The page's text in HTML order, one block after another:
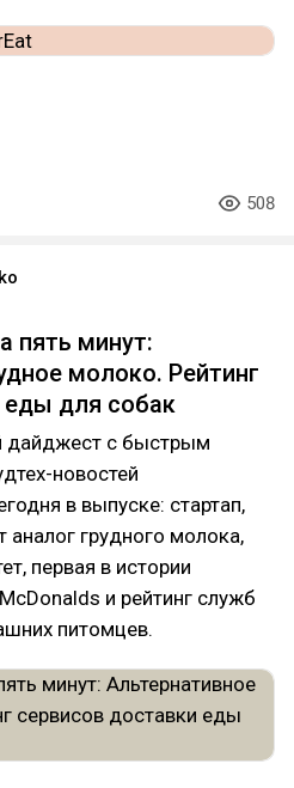
508
пять минут:
молоко. Рейтинг
еды для собак
дайджест с быстрым
новостей
в выпуске: стартап,
грудного молока,
первая в истории
и рейтинг служб
питомцев.